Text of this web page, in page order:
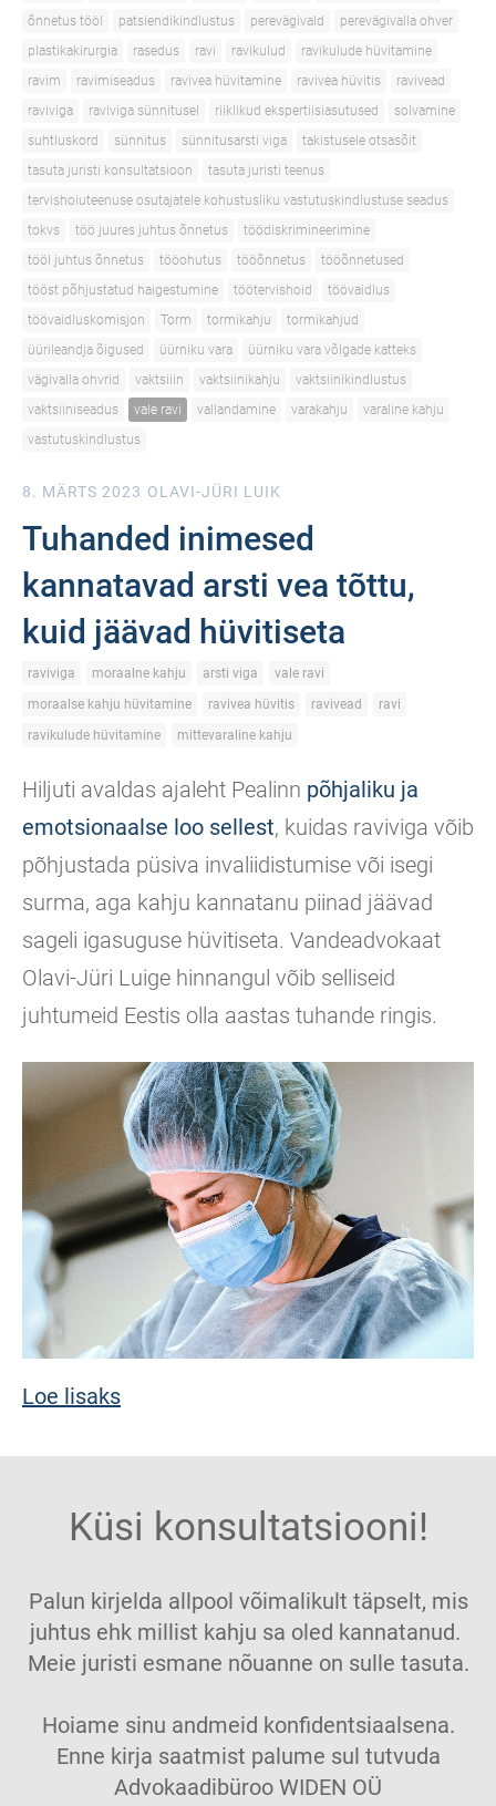
õnnetus tööl
patsiendikindlustus perevägivald
perevägivalla ohver
plastikakirurgia
rasedus ravi ravikulud
ravikulude hüvitamine
ravim
ravimiseadus ravivea hüvitamine ravivea hüvitis
ravivead
raviviga
raviviga sünnitusel riiklikud ekspertiisiasutused
solvamine
suhtluskord
sünnitus sünnitusarsti viga
takistusele otsasõit
tasuta juristi konsultatsioon
tasuta juristi teenus
tervishoiuteenuse osutajatele kohustusliku vastutuskindlustuse seadus
tokvs
töö juures juhtus õnnetus
töödiskrimineerimine
tööl juhtus õnnetus
tööohutus tööõnnetus
tööõnnetused
tööst põhjustatud haigestumine
töötervishoid
töövaidlus
töövaidluskomisjon
Torm tormikahju
tormikahjud
üürileandja õigused
üürniku vara
üürniku vara võlgade katteks
vägivalla ohvrid
vaktsiiin vaktsiinikahju
vaktsiinikindlustus
vaktsiiniseadus
vale ravi vallandamine varakahju
varaline kahju
vastutuskindlustus
8. MÄRTS 2023 OLAVI-JÜRI LUIK
Tuhanded inimesed
kannatavad arsti vea tõttu,
kuid jäävad hüvitiseta
raviviga moraalne kahju arsti viga
vale ravi
moraalse kahju hüvitamine
ravivea hüvitis ravivead
ravi
ravikulude hüvitamine
mittevaraline kahju
Hiljuti avaldas ajaleht Pealinn põhjaliku ja
emotsionaalse loo sellest, kuidas raviviga võib
põhjustada püsiva invaliidistumise või isegi
surma, aga kahju kannatanu piinad jäävad
sageli igasuguse hüvitiseta. Vandeadvokaat
Olavi-Jüri Luige hinnangul võib selliseid
juhtumeid Eestis olla aastas tuhande ringis.
Loe lisaks
Küsi konsultatsiooni!
Palun kirjelda allpool võimalikult täpselt, mis
juhtus ehk millist kahju sa oled kannatanud.
Meie juristi esmane nõuanne on sulle tasuta.
Hoiame sinu andmeid konfidentsiaalsena.
Enne kirja saatmist palume sul tutvuda
Advokaadibüroo WIDEN OÜ